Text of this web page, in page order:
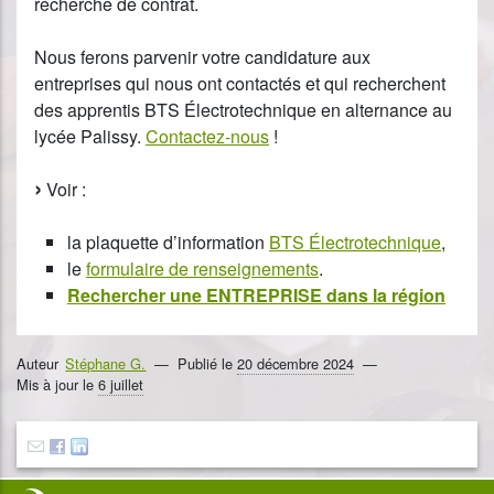
Nous ferons parvenir votre candidature aux
entreprises qui nous ont contactés et qui recherchent
des apprentis BTS Électrotechnique en alternance au
lycée Palissy. Contactez-nous !
Voir :
la plaquette d’information BTS Électrotechnique,
leformulaire de renseignements.
Rechercher une ENTREPRISE dans la région
Auteur Stéphane G. Publié le20 décembre 2024
Mis à jour le 6 juillet